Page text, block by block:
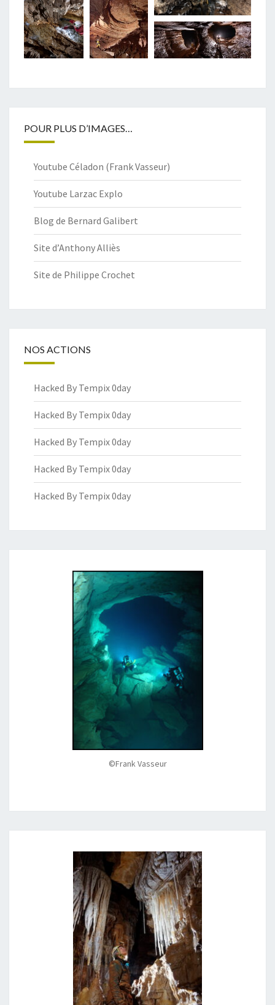
POUR PLUS D’IMAGES…
Youtube Céladon (Frank Vasseur)
Youtube Larzac Explo
Blog de Bernard Galibert
Site d’Anthony Alliès
Site de Philippe Crochet
NOS ACTIONS
Hacked By Tempix 0day
Hacked By Tempix 0day
Hacked By Tempix 0day
Hacked By Tempix 0day
Hacked By Tempix 0day
©Frank Vasseur